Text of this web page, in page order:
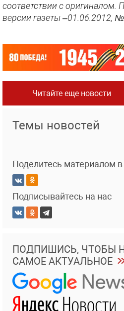
соответствии с оригиналом.
версии газеты –01.06.2012,
Читайте еще новости
Темы новостей
Поделитесь материалом в
Подписывайтесь на нас
ПОДПИШИСЬ, ЧТОБЫ
САМОЕ АКТУАЛЬНОЕ